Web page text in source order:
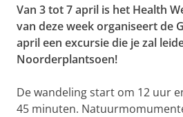
Van 3 tot 7 april is het Health
van deze week organiseert de
april een excursie die je zal
Noorderplantsoen!
De wandeling start om 12 uur
45 minuten.